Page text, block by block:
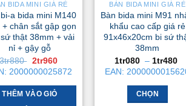
có
thể
được
chọn
trên
sản
BIDA MINI GIÁ RẺ
a bida mini M140
+ chân sắt gập gọn
thật 38mm + vải
nỉ + gậy gỗ
3tr880 Giá
gốc
là:
3tr880 .
2tr960
hiện
tại
là:
2000000025872
THÊM VÀO GIỎ
BÀN BIDA MINI GIÁ RẺ
Bàn bida mini M91
khẩu cao cấp giá rẻ
91x46x20cm bi sứ
38mm
1tr080 – 1tr480
EAN:
CHỌN